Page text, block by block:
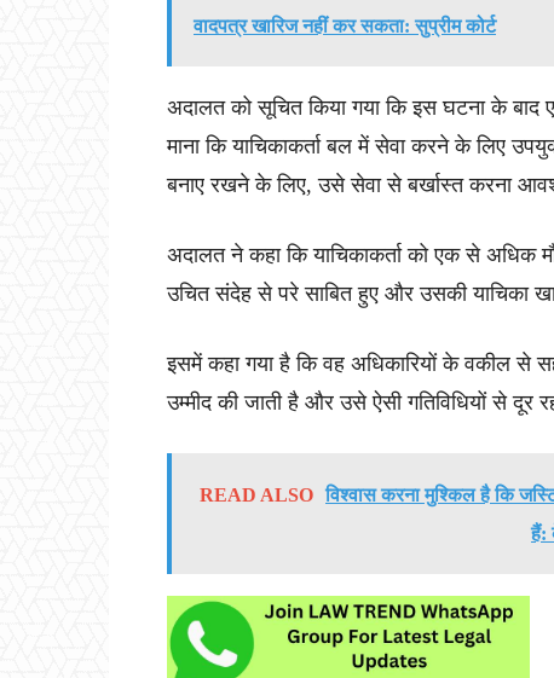
वादपत्र खारिज नहीं कर सकता: सुप्रीम कोर्ट
अदालत को सूचित किया गया कि इस घटना के
माना कि याचिकाकर्ता बल में सेवा करने के लिए
बनाए रखने के लिए, उसे सेवा से बर्खास्त करना
अदालत ने कहा कि याचिकाकर्ता को एक से अधिक
उचित संदेह से परे साबित हुए और उसकी याचिका
इसमें कहा गया है कि वह अधिकारियों के वकील
उम्मीद की जाती है और उसे ऐसी गतिविधियों से दूर
READ ALSO विश्वास करना मुश्किल है कि
हैं: